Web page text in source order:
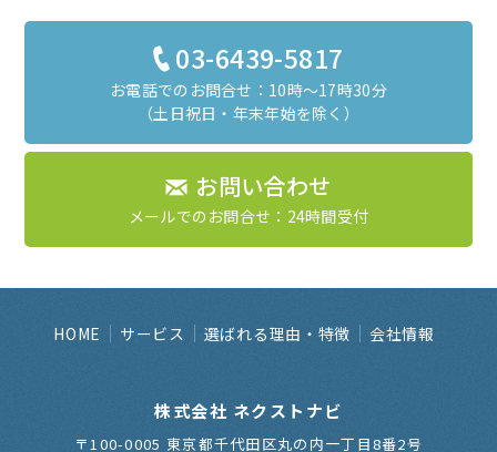
03-6439-5817
お電話でのお問合せ：10時～17時30分
（土日祝日・年末年始を除く）
お問い合わせ
メールでのお問合せ：24時間受付
HOME サービス 選ばれる理由・特徴 会社情報
株式会社 ネクストナビ
〒100-0005 東京都千代田区丸の内一丁目8番2号